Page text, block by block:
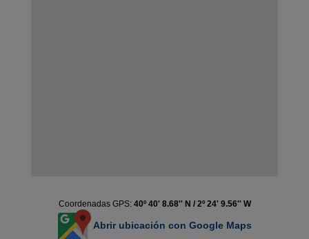
Coordenadas GPS: 40º 40' 8.68'' N / 2º 24' 9.56'' W
Abrir ubicación con Google Maps